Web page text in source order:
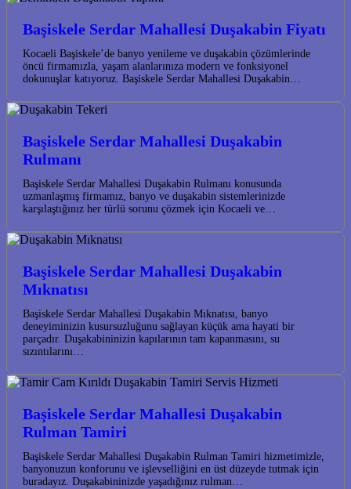
Başiskele Serdar Mahallesi Duşakabin Fiyatı
Kocaeli Başiskele’de banyo yenileme ve duşakabin çözümlerinde
öncü firmamızla, yaşam alanlarınıza modern ve fonksiyonel
dokunuşlar katıyoruz. Başiskele Serdar Mahallesi Duşakabin…
Başiskele Serdar Mahallesi Duşakabin
Rulmanı
Başiskele Serdar Mahallesi Duşakabin Rulmanı konusunda
uzmanlaşmış firmamız, banyo ve duşakabin sistemlerinizde
karşılaştığınız her türlü sorunu çözmek için Kocaeli ve…
Başiskele Serdar Mahallesi Duşakabin
Mıknatısı
Başiskele Serdar Mahallesi Duşakabin Mıknatısı, banyo
deneyiminizin kusursuzluğunu sağlayan küçük ama hayati bir
parçadır. Duşakabininizin kapılarının tam kapanmasını, su
sızıntılarını…
Başiskele Serdar Mahallesi Duşakabin
Rulman Tamiri
Başiskele Serdar Mahallesi Duşakabin Rulman Tamiri hizmetimizle,
banyonuzun konforunu ve işlevselliğini en üst düzeyde tutmak için
buradayız. Duşakabininizde yaşadığınız rulman…